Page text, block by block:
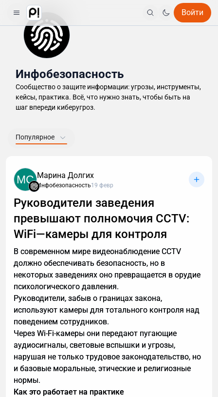
Войти
Инфобезопасность
Сообщество о защите информации: угрозы, инструменты,
кейсы, практика. Всё, что нужно знать, чтобы быть на
шаг впереди киберугроз.
Популярное
MC Марина Долгих
Инфобезопасность19 февр
Руководители заведения
превышают полномочия CCTV:
WiFi—камеры для контроля
В современном мире видеонаблюдение CCTV
должно обеспечивать безопасность, но в
некоторых заведениях оно превращается в орудие
психологического давления.
Руководители, забыв о границах закона,
используют камеры для тотального контроля над
поведением сотрудников.
Через Wi-Fi-камеры они передают пугающие
аудиосигналы, световые вспышки и угрозы,
нарушая не только трудовое законодательство, но
и базовые моральные, этические и религиозные
нормы.
Как это работает на практике